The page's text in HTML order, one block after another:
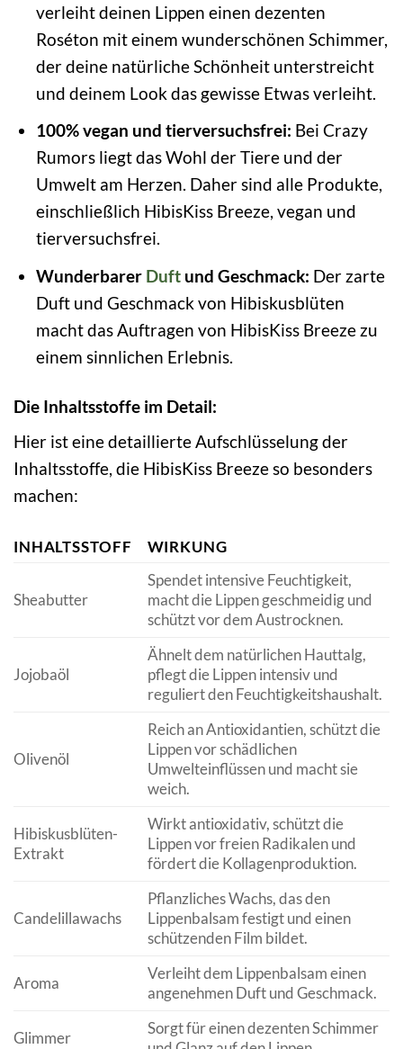
verleiht deinen Lippen einen dezenten
Roséton mit einem wunderschönen Schimmer,
der deine natürliche Schönheit unterstreicht
und deinem Look das gewisse Etwas verleiht.
100% vegan und tierversuchsfrei: Bei Crazy
Rumors liegt das Wohl der Tiere und der
Umwelt am Herzen. Daher sind alle Produkte,
einschließlich HibisKiss Breeze, vegan und
tierversuchsfrei.
Wunderbarer Duftund Geschmack: Der zarte
Duft und Geschmack von Hibiskusblüten
macht das Auftragen von HibisKiss Breeze zu
einem sinnlichen Erlebnis.
Die Inhaltsstoffe im Detail:
Hier ist eine detaillierte Aufschlüsselung der
Inhaltsstoffe, die HibisKiss Breeze so besonders
machen:
INHALTSSTOFF WIRKUNG
Sheabutter
Spendet intensive Feuchtigkeit,
macht die Lippen geschmeidig und
schützt vor dem Austrocknen.
Jojobaöl
Ähnelt dem natürlichen Hauttalg,
pflegt die Lippen intensiv und
reguliert den Feuchtigkeitshaushalt.
Olivenöl
Reich an Antioxidantien, schützt die
Lippen vor schädlichen
Umwelteinflüssen und macht sie
weich.
Hibiskusblüten-
Extrakt
Wirkt antioxidativ, schützt die
Lippen vor freien Radikalen und
fördert die Kollagenproduktion.
Candelillawachs
Pflanzliches Wachs, das den
Lippenbalsam festigt und einen
schützenden Film bildet.
Aroma
Verleiht dem Lippenbalsam einen
angenehmen Duft und Geschmack.
Glimmer
Sorgt für einen dezenten Schimmer